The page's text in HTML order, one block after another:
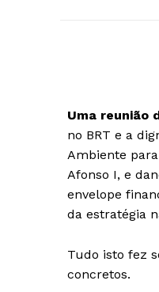
Uma reunião
no BRT e a
Ambiente
Afonso I, e
envelope
da estratégia
Tudo isto fez
concretos.